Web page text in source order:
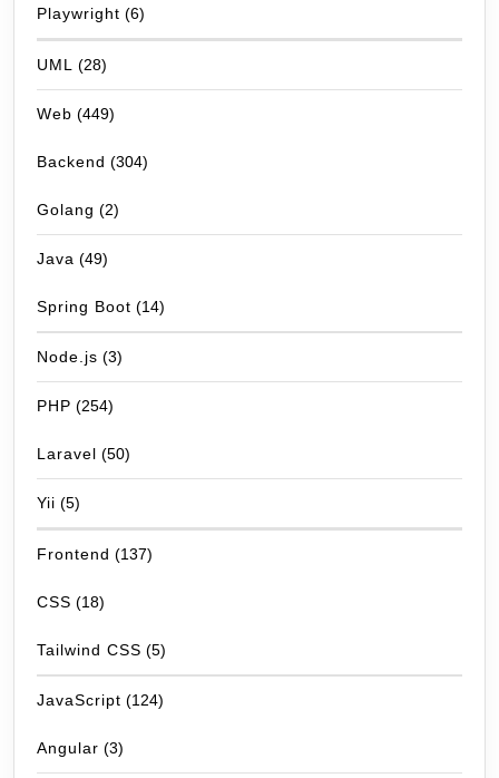
Playwright (6)
UML (28)
Web (449)
Backend (304)
Golang (2)
Java (49)
Spring Boot (14)
Node.js (3)
PHP (254)
Laravel (50)
Yii (5)
Frontend (137)
CSS (18)
Tailwind CSS (5)
JavaScript (124)
Angular (3)